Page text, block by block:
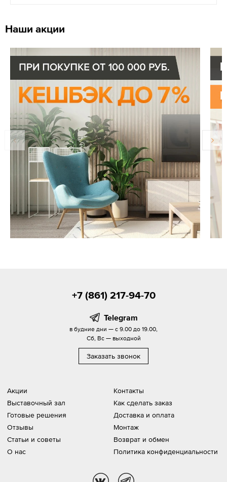
Наши акции
Акции
Выставочный зал
Готовые решения
Отзывы
Статьи и советы
О нас
Контакты
Как сделать заказ
Доставка и оплата
Монтаж
Возврат и обмен
Политика конфиденциальности
+7 (861) 217-94-70
Telegram
в будние дни — с 9.00 до 19.00,
Сб, Вс — выходной
Заказать звонок